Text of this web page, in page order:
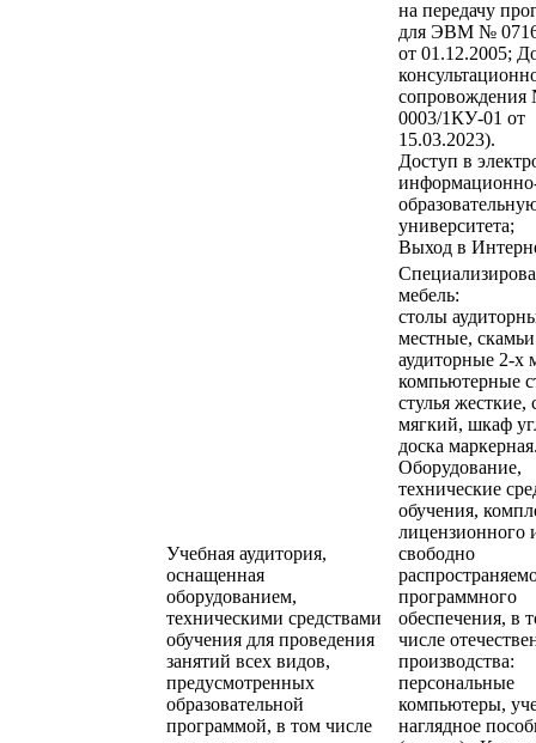
на передачу
для ЭВМ №
от 01.12.2005;
0003/1КУ-01 от
15.03.2023).
Доступ в
университета;
Выход в
Учебная аудитория,
оснащенная
оборудованием,
техническими средствами
обучения для проведения
занятий всех видов,
предусмотренных
образовательной
программой, в том числе
мебель:
столы
местные, скамьи
аудиторные 2-х
компьютерные
стулья жесткие,
мягкий, шкаф
доска
Оборудование,
технические
обучения,
лицензионного
свободно
программного
обеспечения, в
числе
производства:
персональные
компьютеры,
наглядное